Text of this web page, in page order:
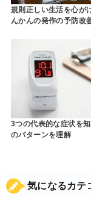
規則正しい生活を心が
んかんの発作の予防改
3つの代表的な症状を
のパターンを理解
気になるカテ